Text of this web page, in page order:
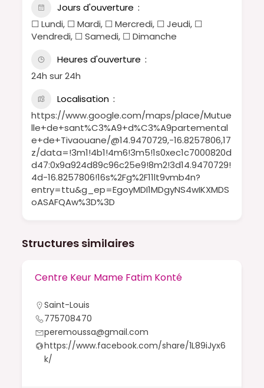
Jours d'ouverture
☐ Lundi, ☐ Mardi, ☐ Mercredi, ☐ Jeudi, ☐
Vendredi, ☐ Samedi, ☐ Dimanche
Heures d'ouverture
24h sur 24h
Localisation
https://www.google.com/maps/place/Mutue
lle+de+sant%C3%A9+d%C3%A9partemental
e+de+Tivaouane/@14.9470729,-16.8257806,17
z/data=!3m1!4b1!4m6!3m5!1s0xec1c7000820d
d47:0x9a924d89c96c25e9!8m2!3d14.9470729!
4d-16.8257806!16s%2Fg%2F11lt9vmb4n?
entry=ttu&g_ep=EgoyMDI1MDgyNS4wIKXMDS
oASAFQAw%3D%3D
Structures similaires
Centre Keur Mame Fatim Konté
Saint-Louis
775708470
peremoussa@gmail.com
https://www.facebook.com/share/1L89iJyx6
k/